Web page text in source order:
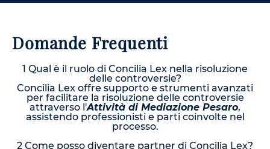
Domande Frequenti
1 Qual è il ruolo di Concilia Lex nella risoluzione
delle controversie?
Concilia Lex offre supporto e strumenti avanzati
per facilitare la risoluzione delle controversie
attraverso l'Attività di Mediazione Pesaro,
assistendo professionisti e parti coinvolte nel
processo.
2 Come posso diventare partner di Concilia Lex?